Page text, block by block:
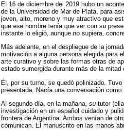
El 16 de diciembre del 2019 hubo un
de la Universidad de Mar de Plata, para
joven, alto, moreno y muy atractivo que
que ese hombre tenía que ver con su
instante lo eligió, aunque no supiera,
Más adelante, en el despliegue de la
motivación a alguna persona elegida para
arte curativo y sobre las formas otras de
estado sumergida durante más de la mitad
Él, por su turno, se quedó polinizado.
presentada. Nacía una conversación como
Al segundo día, en la mañana, su tutor
investigación en un español cuidado y
frontera de Argentina. Ambos venían de
comunican. El manuscrito en las manos